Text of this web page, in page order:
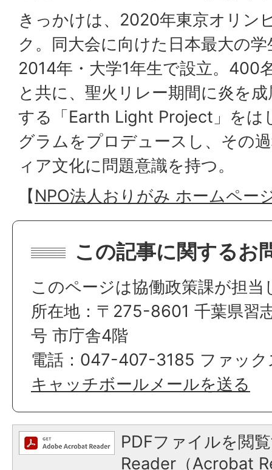
きっかけは、2020年東京オリン
ク。同大会に向けた日本最大の
2014年・大学1年生で設立。400
と共に、聖火リレー期間に炎を
する「Earth Light Project」をは
グラムをプロデュースし、その
ィア文化に問題意識を持つ。
【NPO法人おりがみ ホームペー
この記事に関するお
このページは協働政策課が担当
所在地：〒275-8601 千葉県習
号 市庁舎4階
電話：047-407-3185 ファッ
キャッチボールメールを送る
PDFファイルを閲
Reader（Acrobat